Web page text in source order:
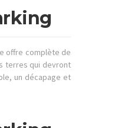
offre complète de
terres qui devront
un décapage et